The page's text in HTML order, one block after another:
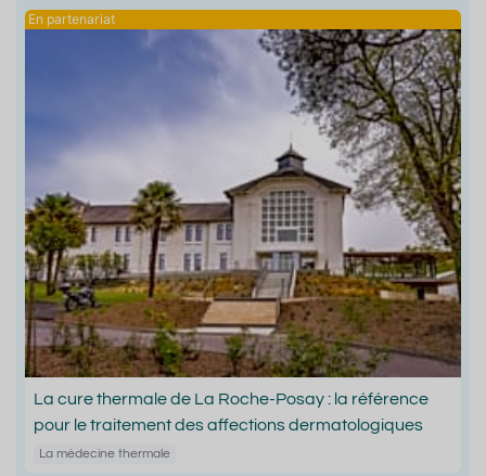
La cure thermale de La Roche-Posay : la référence
pour le traitement des affections dermatologiques
La médecine thermale